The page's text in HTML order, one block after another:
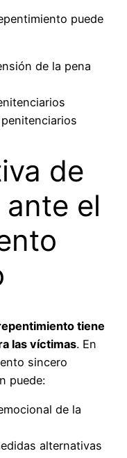
puede
de la pena
de
el
tiene
las víctimas. En
sincero
puede:
de la
alternativas